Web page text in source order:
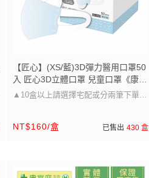
【匠心】(XS/藍)3D彈力醫用口罩50
入 匠心3D立體口罩 兒童口罩《康宜
庭藥局》《保證原廠貨》
▲10盒以上請選擇宅配或分兩筆下單唷
口罩大小可以參考圖片的尺寸~
NT$160/盒 已售出 430 盒